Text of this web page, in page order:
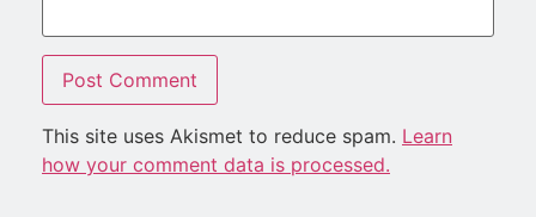
This site uses Akismet to reduce spam. Learn
how your comment data is processed.